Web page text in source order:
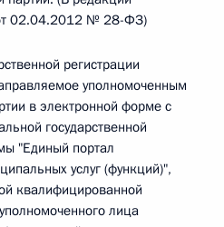
02.04.2012 № 28-ФЗ)
регистрации
уполномоченным
в электронной форме с
государственной
"Единый портал
услуг (функций)",
квалифицированной
лица